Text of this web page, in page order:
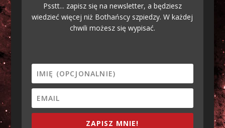
Psstt... zapisz się na newsletter, a będziesz
wiedzieć więcej niż Bothańscy szpiedzy. W każdej
chwili możesz się wypisać.
ZAPISZ MNIE!